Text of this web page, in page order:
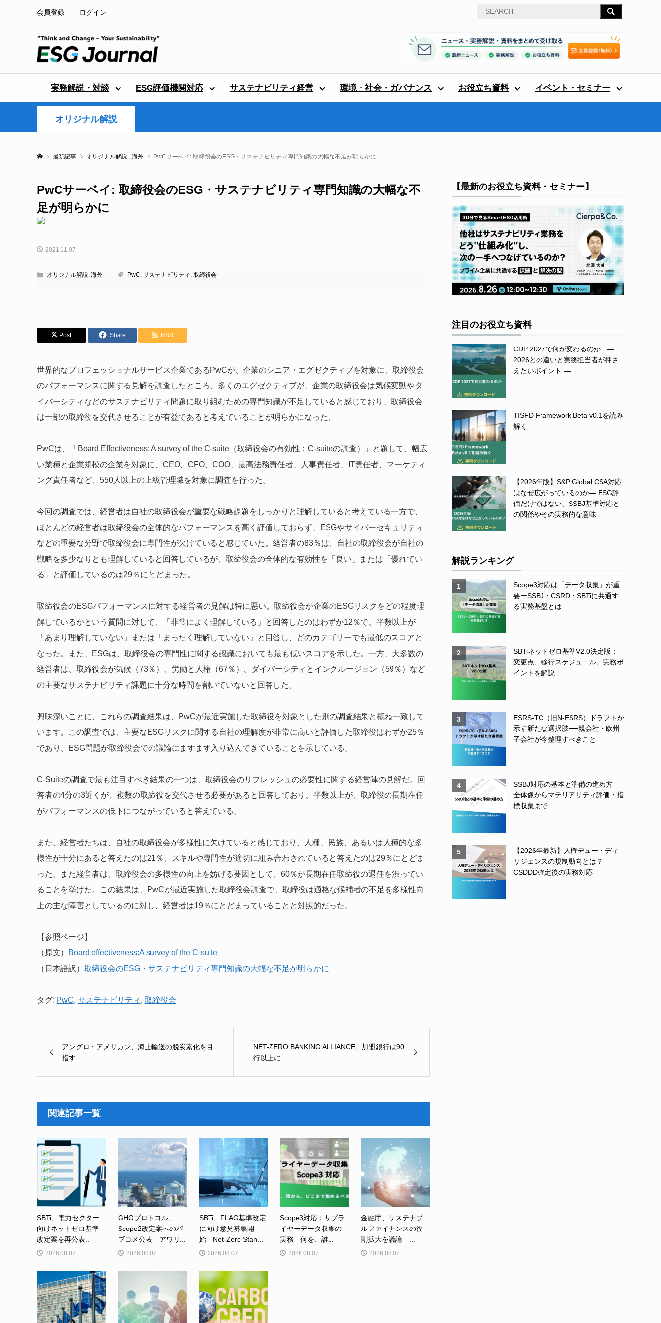
会員登録 ログイン
実務解説・対談 ESG評価機関対応 サステナビリティ経営 環境・社会・ガバナンス お役立ち資料 イベント・セミナー
オリジナル解説
最新記事 オリジナル解説 , 海外 PwCサーベイ: 取締役会のESG・サステナビリティ専門知識の大幅な不足が明らかに
PwCサーベイ: 取締役会のESG・サステナビリティ専門知識の大幅な不
足が明らかに
2021.11.07
オリジナル解説, 海外 PwC, サステナビリティ , 取締役会
Post Share RSS
世界的なプロフェッショナルサービス企業であるPwCが、企業のシニア・エグゼクティブを対象に、取締役会
のパフォーマンスに関する見解を調査したところ、多くのエグゼクティブが、企業の取締役会は気候変動やダ
イバーシティなどのサステナビリティ問題に取り組むための専門知識が不足していると感じており、取締役会
は一部の取締役を交代させることが有益であると考えていることが明らかになった。
PwCは、「Board Effectiveness: A survey of the C-suite（取締役会の有効性：C-suiteの調査）」と題して、幅広
い業種と企業規模の企業を対象に、CEO、CFO、COO、最高法務責任者、人事責任者、IT責任者、マーケティ
ング責任者など、550人以上の上級管理職を対象に調査を行った。
今回の調査では、経営者は自社の取締役会が重要な戦略課題をしっかりと理解していると考えている一方で、
ほとんどの経営者は取締役会の全体的なパフォーマンスを高く評価しておらず、ESGやサイバーセキュリティ
などの重要な分野で取締役会に専門性が欠けていると感じていた。経営者の83％は、自社の取締役会が自社の
戦略を多少なりとも理解していると回答しているが、取締役会の全体的な有効性を「良い」または「優れてい
る」と評価しているのは29％にとどまった。
取締役会のESGパフォーマンスに対する経営者の見解は特に悪い。取締役会が企業のESGリスクをどの程度理
解しているかという質問に対して、「非常によく理解している」と回答したのはわずか12％で、半数以上が
「あまり理解していない」または「まったく理解していない」と回答し、どのカテゴリーでも最低のスコアと
なった。また、ESGは、取締役会の専門性に関する認識においても最も低いスコアを示した。一方、大多数の
経営者は、取締役会が気候（73％）、労働と人権（67％）、ダイバーシティとインクルージョン（59％）など
の主要なサステナビリティ課題に十分な時間を割いていないと回答した。
興味深いことに、これらの調査結果は、PwCが最近実施した取締役を対象とした別の調査結果と概ね一致して
います。この調査では、主要なESGリスクに関する自社の理解度が非常に高いと評価した取締役はわずか25％
であり、ESG問題が取締役会での議論にますます入り込んできていることを示している。
C-Suiteの調査で最も注目すべき結果の一つは、取締役会のリフレッシュの必要性に関する経営陣の見解だ。回
答者の4分の3近くが、複数の取締役を交代させる必要があると回答しており、半数以上が、取締役の長期在任
がパフォーマンスの低下につながっていると答えている。
また、経営者たちは、自社の取締役会が多様性に欠けていると感じており、人種、民族、あるいは人種的な多
様性が十分にあると答えたのは21％、スキルや専門性が適切に組み合わされていると答えたのは29％にとどま
った。また経営者は、取締役会の多様性の向上を妨げる要因として、60％が長期在任取締役の退任を渋ってい
ることを挙げた。この結果は、PwCが最近実施した取締役会調査で、取締役は適格な候補者の不足を多様性向
上の主な障害としているのに対し、経営者は19％にとどまっていることと対照的だった。
【参照ページ】
（原文）
Board effectiveness:A survey of the C-suite
（日本語訳） 取締役会のESG・サステナビリティ専門知識の大幅な不足が明らかに
タグ: PwC, サステナビリティ , 取締役会
アングロ・アメリカン、海上輸送の脱炭素化を目
指す
NET-ZERO BANKING ALLIANCE、加盟銀行は90
行以上に
関連記事一覧
SBTi、電力セクター
向けネットゼロ基準
改定案を再公表...
2026.08.07
GHGプロトコル、
Scope2改定案へのパ
ブコメ公表 アワリ...
2026.08.07
SBTi、FLAG基準改定
に向け意見募集開
始 Net-Zero Stan...
2026.08.07
Scope3対応：サプラ
イヤーデータ収集の
実務 何を、誰...
2026.08.07
金融庁、サステナブ
ルファイナンスの役
割拡大を議論 ...
2026.08.07
【最新のお役立ち資料・セミナー】
注目のお役立ち資料
CDP 2027で何が変わるのか ―
2026との違いと実務担当者が押さ
えたいポイント ―
TISFD Framework Beta v0.1を読み
解く
【2026年版】S&P Global CSA対応
はなぜ広がっているのか― ESG評
価だけではない、SSBJ基準対応と
の関係やその実務的な意味 ―
解説ランキング
1
Scope3対応は「データ収集」が重
要ーSSBJ・CSRD・SBTiに共通す
る実務基盤とは
2
SBTiネットゼロ基準V2.0決定版：
変更点、移行スケジュール、実務ポ
イントを解説
3
ESRS-TC（旧N-ESRS）ドラフトが
示す新たな選択肢──親会社・欧州
子会社が今整理すべきこと
4
SSBJ対応の基本と準備の進め方
全体像からマテリアリティ評価・指
標収集まで
5
【2026年最新】人権デュー・ディ
リジェンスの規制動向とは？
CSDDD確定後の実務対応